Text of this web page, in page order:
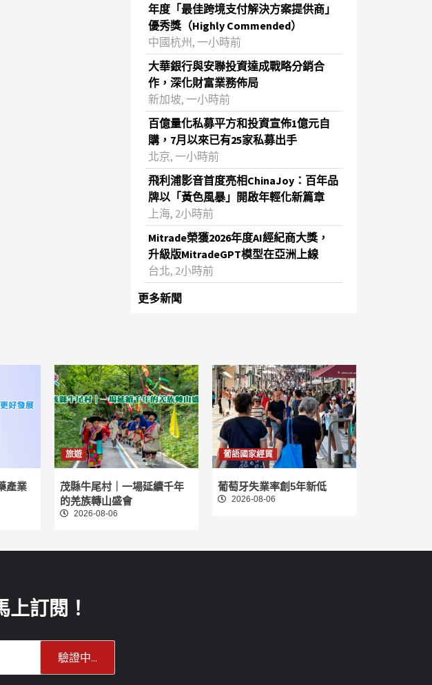
年度「最佳跨境支付解決方案提供商」
優秀獎（Highly Commended）
中國杭州, 一小時前
大華銀行與安聯投資達成戰略分銷合
作，深化財富業務佈局
新加坡, 一小時前
百億量化私募平方和投資宣佈1億元自
購，7月以來已有25家私募出手
北京, 一小時前
飛利浦影音首度亮相ChinaJoy：百年品
牌以「黃色風暴」開啟年輕化新篇章
上海, 2小時前
Mitrade榮獲2026年度AI經紀商大獎，
升級版MitradeGPT模型在亞洲上線
台北, 2小時前
更多新聞
產業
旅遊
茂縣牛尾村｜一場延續千年
的羌族轉山盛會
2026-08-06
葡語國家經貿
葡萄牙失業率創5年新低
2026-08-06
訂閱！